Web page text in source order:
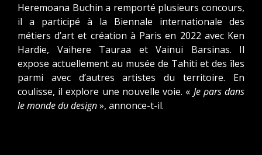
Heremoana Buchin a remporté plusieurs concours,
il a participé à la Biennale internationale des
métiers d’art et création à Paris en 2022 avec Ken
Hardie, Vaihere Tauraa et Vainui Barsinas. Il
expose actuellement au musée de Tahiti et des îles
parmi avec d’autres artistes du territoire. En
coulisse, il explore une nouvelle voie. « Je pars dans
le monde du design», annonce-t-il.